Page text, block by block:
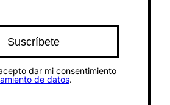
dar mi consentimiento
de datos.